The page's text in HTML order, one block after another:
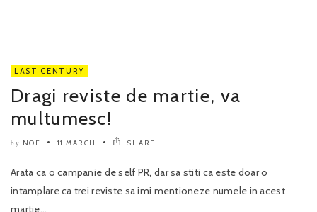
LAST CENTURY
Dragi reviste de martie, va
multumesc!
by NOE 11 MARCH SHARE
Arata ca o campanie de self PR, dar sa stiti ca este doar o
intamplare ca trei reviste sa imi mentioneze numele in acest
martie...